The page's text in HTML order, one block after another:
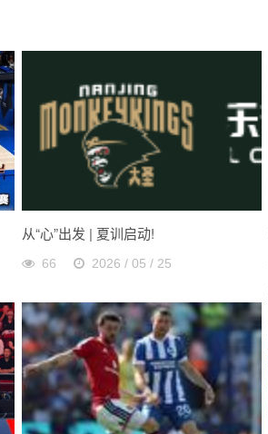
从“心”出发 | 夏训启动!
66 2026 / 05 / 25